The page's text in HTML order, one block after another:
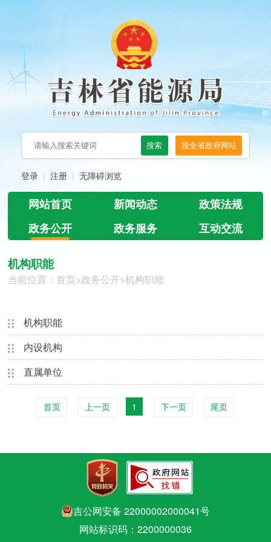
登录 注册 无障碍浏览
网站首页 新闻动态
政策法规
政务公开
政务服务 互动交流
机构职能
当前位置：首页>政务公开>机构职能
机构职能
内设机构
直属单位
首页 上一页 1 下一页 尾页
吉公网安备 22000002000041号
网站标识码：2200000036